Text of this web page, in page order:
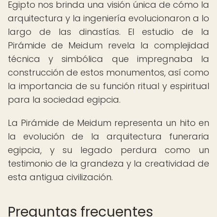
Egipto nos brinda una visión única de cómo la
arquitectura y la ingeniería evolucionaron a lo
largo de las dinastías. El estudio de la
Pirámide de Meidum revela la complejidad
técnica y simbólica que impregnaba la
construcción de estos monumentos, así como
la importancia de su función ritual y espiritual
para la sociedad egipcia.
La Pirámide de Meidum representa un hito en
la evolución de la arquitectura funeraria
egipcia, y su legado perdura como un
testimonio de la grandeza y la creatividad de
esta antigua civilización.
Preguntas frecuentes